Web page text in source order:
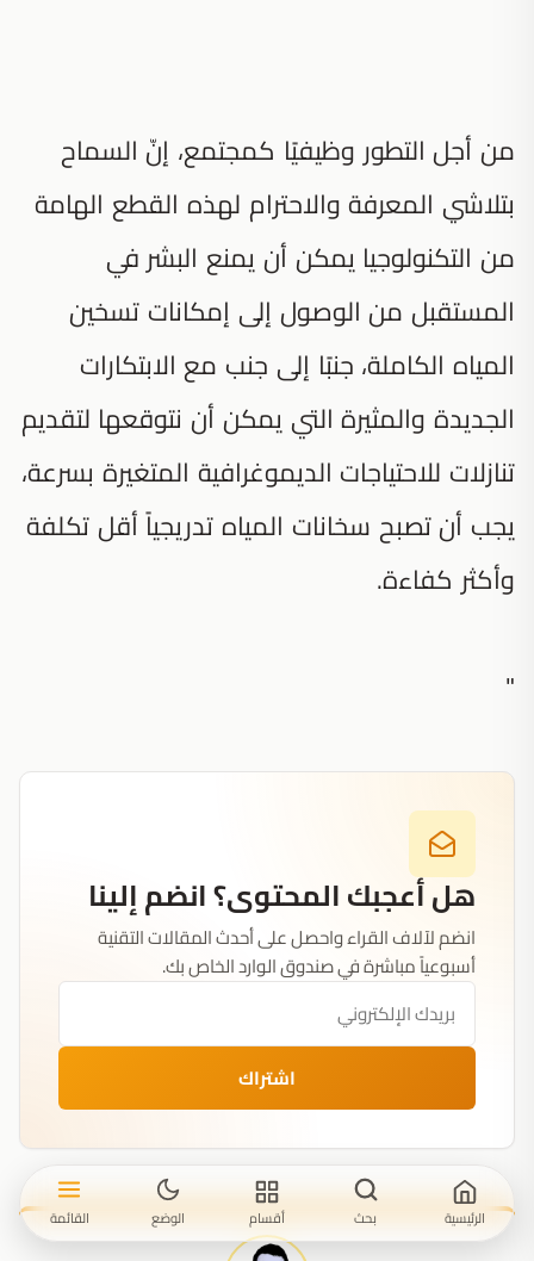
من أجل التطور وظيفيًا كمجتمع، إنّ السماح
بتلاشي المعرفة والاحترام لهذه القطع الهامة
من التكنولوجيا يمكن أن يمنع البشر في
المستقبل من الوصول إلى إمكانات تسخين
المياه الكاملة، جنبًا إلى جنب مع الابتكارات
الجديدة والمثيرة التي يمكن أن نتوقعها لتقديم
تنازلات للاحتياجات الديموغرافية المتغيرة بسرعة،
يجب أن تصبح سخانات المياه تدريجياً أقل تكلفة
وأكثر كفاءة.
"
هل أعجبك المحتوى؟ انضم إلينا
انضم لآلاف القراء واحصل على أحدث المقالات التقنية
أسبوعياً مباشرة في صندوق الوارد الخاص بك.
اشتراك
الرئيسية بحث أقسام الوضع القائمة